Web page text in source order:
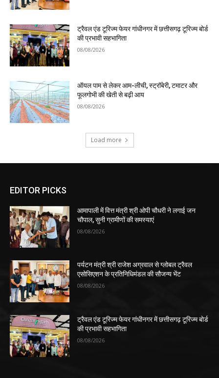
ट्रैवल एंड टूरिज्म फेयर गांधीनगर में छत्तीसगढ़ टूरिज्म बोर्ड
की प्रभावी सहभागिता
08/08/2026
ऑयल पाम से लेकर आम-लीची, स्ट्रॉबेरी, टमाटर और
फूलगोभी की खेती से बढ़ी आय
08/08/2026
Load more
EDITOR PICKS
आमापाली में वित्त मंत्री श्री ओपी चौधरी ने लगाई जन
चौपाल, सुनी ग्रामीणों की समस्याएं
08/08/2026
पर्यटन मंत्री श्री राजेश अग्रवाल से ग्लोबल ट्रैवल
एसोसिएशन के प्रतिनिधिमंडल की सौजन्य भेंट
08/08/2026
ट्रैवल एंड टूरिज्म फेयर गांधीनगर में छत्तीसगढ़ टूरिज्म बोर्ड
की प्रभावी सहभागिता
08/08/2026